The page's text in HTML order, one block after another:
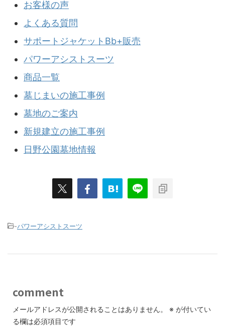
お客様の声
よくある質問
サポートジャケットBb+販売
パワーアシストスーツ
商品一覧
墓じまいの施工事例
墓地のご案内
新規建立の施工事例
日野公園墓地情報
-パワーアシストスーツ
comment
メールアドレスが公開されることはありません。 ※ が付いてい
る欄は必須項目です